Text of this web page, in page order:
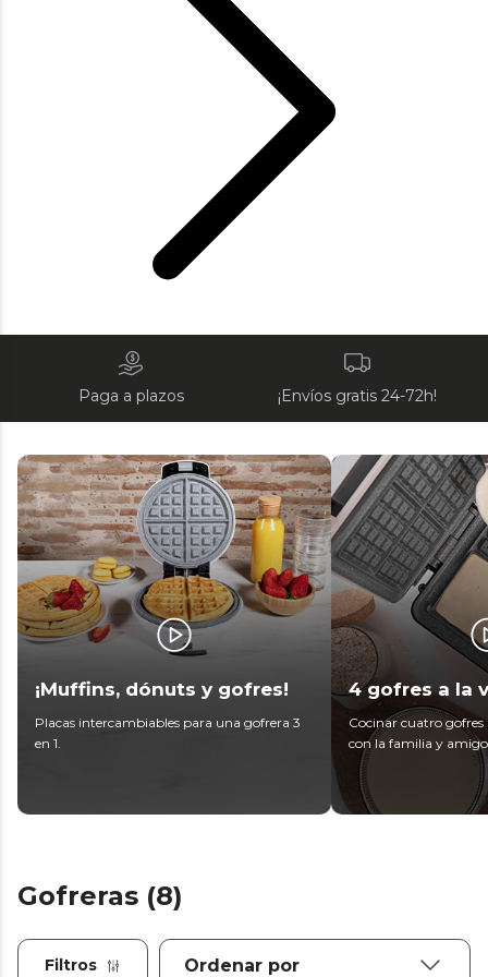
Paga a plazos ¡Envíos gratis 24-72h!
¡Muffins, dónuts y gofres!
Placas intercambiables para una gofrera 3
en 1.
4 gofres a la
Cocinar cuatro
con la familia y
Gofreras (8)
Filtros